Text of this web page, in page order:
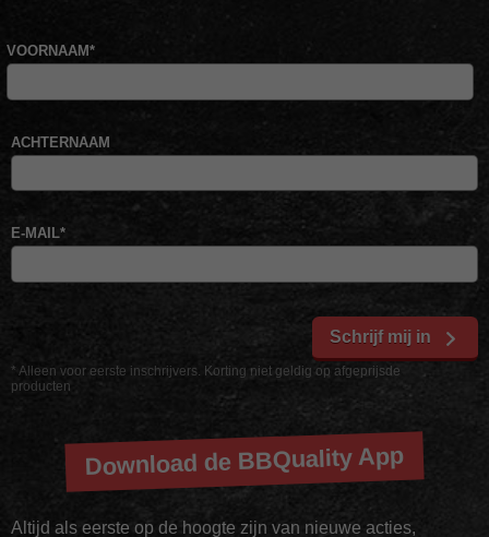
* Alleen voor eerste inschrijvers. Korting niet geldig op afgeprijsde
producten
VOORNAAM*
ACHTERNAAM
E-MAIL*
Schrijf mij in
Download de BBQuality App
Altijd als eerste op de hoogte zijn van nieuwe acties,